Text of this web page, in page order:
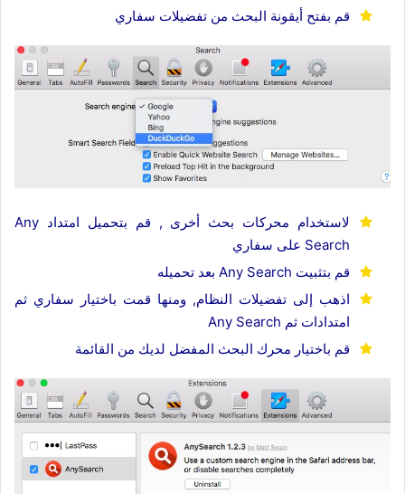
قم بفتح أيقونة البحث من تفضيلات سفاري
لاستخدام محركات بحث أخرى , قم بتحميل امتداد Any
Search على سفاري
قم بتثبيت Any Search بعد تحميله
اذهب إلى تفضيلات النظام, ومنها قمت باختيار سفاري ثم
امتدادات ثم Any Search
قم باختيار محرك البحث المفضل لديك من القائمة